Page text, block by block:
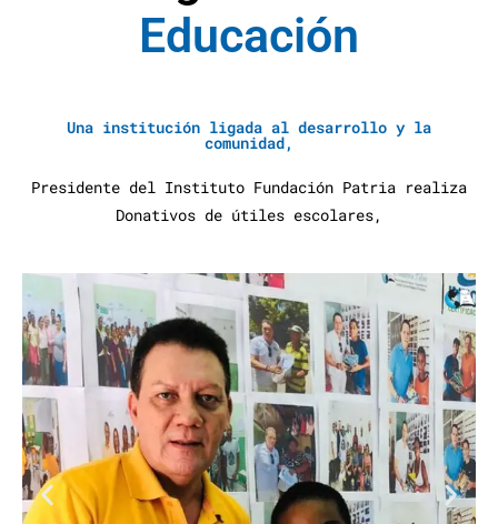
ucaciónAy
Una institución ligada al desarrollo y la
comunidad,
Presidente del Instituto Fundación Patria realiza
Donativos de útiles escolares,